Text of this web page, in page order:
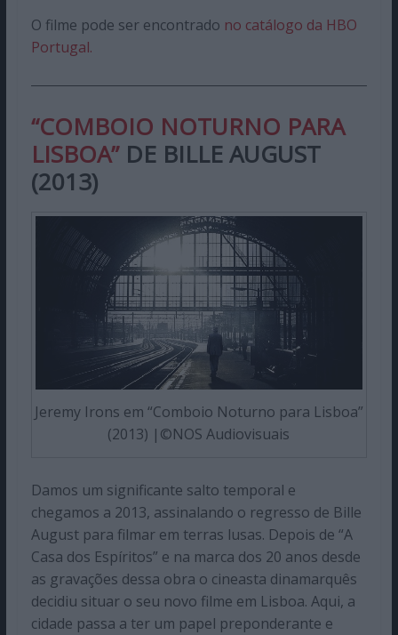
O filme pode ser encontrado no catálogo da HBO
Portugal.
“COMBOIO NOTURNO PARA
LISBOA”DE BILLE AUGUST
(2013)
Jeremy Irons em “Comboio Noturno para Lisboa”
(2013) |©NOS Audiovisuais
Damos um significante salto temporal e
chegamos a 2013, assinalando o regresso de Bille
August para filmar em terras lusas. Depois de “A
Casa dos Espíritos” e na marca dos 20 anos desde
as gravações dessa obra o cineasta dinamarquês
decidiu situar o seu novo filme em Lisboa. Aqui, a
cidade passa a ter um papel preponderante e